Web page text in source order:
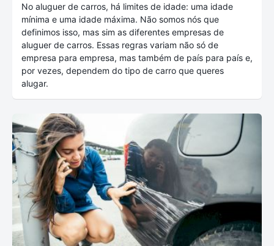
No aluguer de carros, há limites de idade: uma idade
mínima e uma idade máxima. Não somos nós que
definimos isso, mas sim as diferentes empresas de
aluguer de carros. Essas regras variam não só de
empresa para empresa, mas também de país para país e,
por vezes, dependem do tipo de carro que queres
alugar.